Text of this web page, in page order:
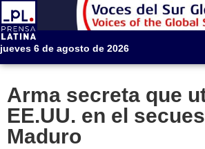
jueves 6 de agosto de 2026
Arma secreta que
EE.UU. en el
Maduro